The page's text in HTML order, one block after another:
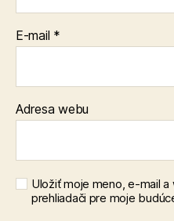
E-mail *
Adresa webu
Uložiť moje meno, e-mail
prehliadači pre moje